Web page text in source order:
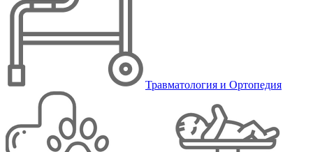
Травматология и Ортопедия